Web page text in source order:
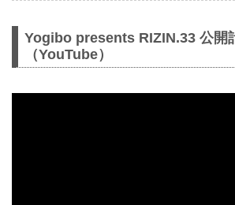
Yogibo presents RIZIN.33 公開
（YouTube）